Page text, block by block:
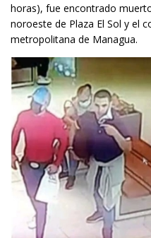
horas), fue encontrado
noroeste de Plaza El Sol y el
metropolitana de Managua.